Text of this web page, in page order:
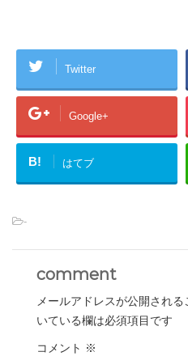
Twitter
Google+
B! はてブ
-
comment
メールアドレスが公開される
いている欄は必須項目です
コメント ※